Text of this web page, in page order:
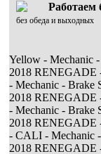
Работаем
без обеда и выходных
Yellow - Mechanic
2018 RENEGADE
- Mechanic - Brake
2018 RENEGADE
- Mechanic - Brake
2018 RENEGADE
- CALI - Mechanic
2018 RENEGADE